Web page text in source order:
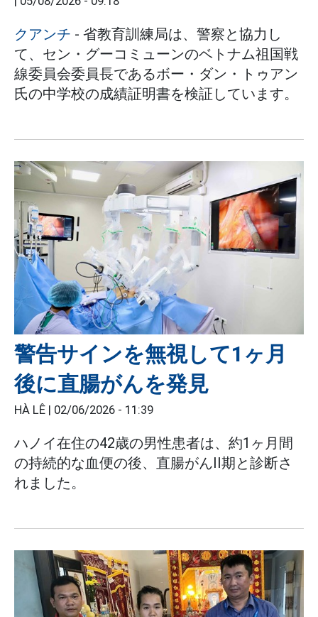
クアンチ - 省教育訓練局は、警察と協力し
て、セン・グーコミューンのベトナム祖国戦
線委員会委員長であるボー・ダン・トゥアン
氏の中学校の成績証明書を検証しています。
警告サインを無視して1ヶ月
後に直腸がんを発見
HÀ LÊ | 02/06/2026 - 11:39
ハノイ在住の42歳の男性患者は、約1ヶ月間
の持続的な血便の後、直腸がんII期と診断さ
れました。